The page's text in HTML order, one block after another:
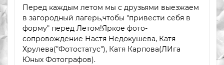
Перед каждым летом мы с друзьями выезжаем
в загородный лагерь,чтобы "привести себя в
форму" перед Летом!Яркое фото-
сопровождение Настя Недокушева, Катя
Хрулева("Фотостатус"), Катя Карпова(ЛИга
Юных Фотографов).